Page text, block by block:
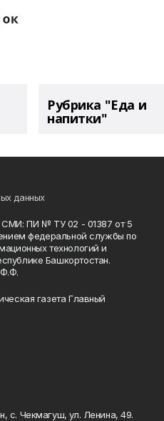
Рубрика "Еда и
напитки"
данных
СМИ: ПИ № ТУ 02 - 01387 от 5
федеральной службы по
технологий и
Башкортостан.
газета Главный
с. Чекмагуш, ул. Ленина, 49.